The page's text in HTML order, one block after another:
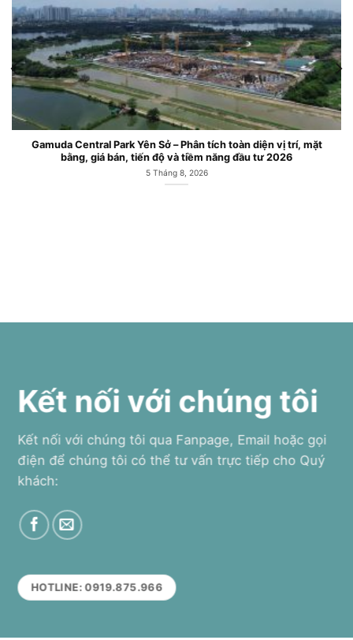
Gamuda Central Park Yên Sở – Phân tích toàn diện vị trí, mặt
bằng, giá bán, tiến độ và tiềm năng đầu tư 2026
5 Tháng 8, 2026
Kết nối với chúng tôi
Kết nối với chúng tôi qua Fanpage, Email hoặc gọi
điện để chúng tôi có thể tư vấn trực tiếp cho Quý
khách:
HOTLINE: 0919.875.966